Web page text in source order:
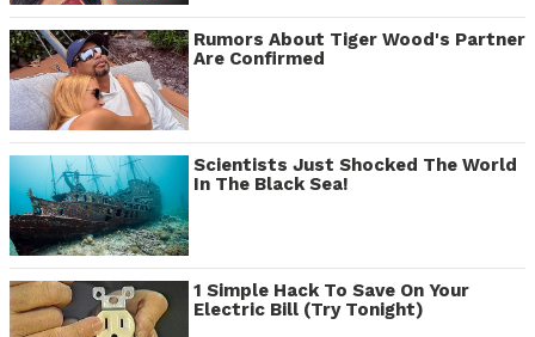
Rumors About Tiger Wood's Partner
Are Confirmed
Scientists Just Shocked The World
In The Black Sea!
1 Simple Hack To Save On Your
Electric Bill (Try Tonight)